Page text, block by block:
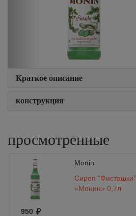
Краткое описание
конструкция
просмотренные
Monin
Сироп ”Фисташки”
«Монин» 0,7л
950